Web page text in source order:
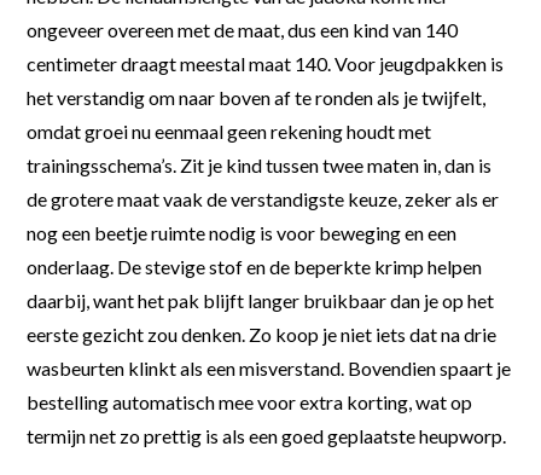
ongeveer overeen met de maat, dus een kind van 140
centimeter draagt meestal maat 140. Voor jeugdpakken is
het verstandig om naar boven af te ronden als je twijfelt,
omdat groei nu eenmaal geen rekening houdt met
trainingsschema’s. Zit je kind tussen twee maten in, dan is
de grotere maat vaak de verstandigste keuze, zeker als er
nog een beetje ruimte nodig is voor beweging en een
onderlaag. De stevige stof en de beperkte krimp helpen
daarbij, want het pak blijft langer bruikbaar dan je op het
eerste gezicht zou denken. Zo koop je niet iets dat na drie
wasbeurten klinkt als een misverstand. Bovendien spaart je
bestelling automatisch mee voor extra korting, wat op
termijn net zo prettig is als een goed geplaatste heupworp.